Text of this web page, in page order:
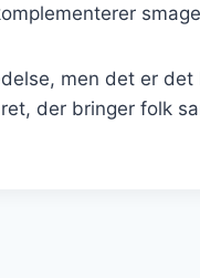
men det er
der bringer folk